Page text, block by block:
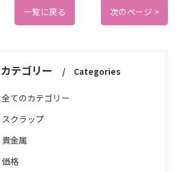
一覧に戻る 次のページ >
カテゴリー Categories
全てのカテゴリー
スクラップ
貴金属
価格